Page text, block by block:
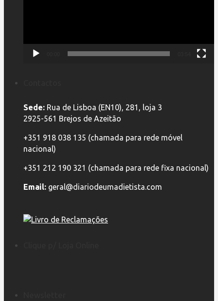
Sede: Rua de Lisboa (EN10), 281, loja 3
2925-561 Brejos de Azeitão
+351 918 038 135 (chamada para rede móvel
nacional)
+351 212 190 321 (chamada para rede fixa nacional)
Email: geral@diariodeumadietista.com